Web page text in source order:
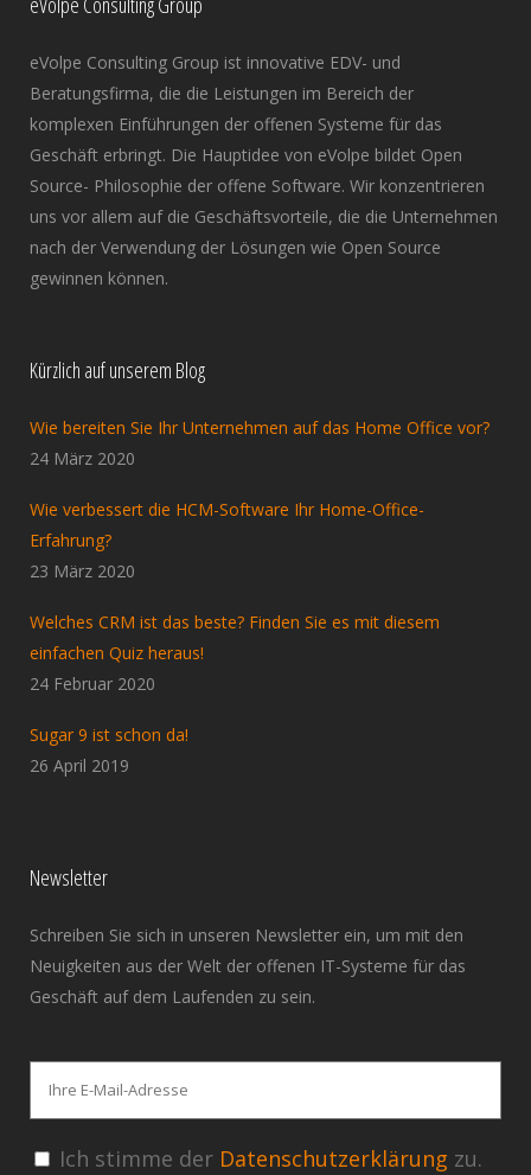
eVolpe Consulting Group ist innovative EDV- und
Beratungsfirma, die die Leistungen im Bereich der
komplexen Einführungen der offenen Systeme für das
Geschäft erbringt. Die Hauptidee von eVolpe bildet Open
Source- Philosophie der offene Software. Wir konzentrieren
uns vor allem auf die Geschäftsvorteile, die die Unternehmen
nach der Verwendung der Lösungen wie Open Source
gewinnen können.
Kürzlich auf unserem Blog
Wie bereiten Sie Ihr Unternehmen auf das Home Office vor?
24 März 2020
Wie verbessert die HCM-Software Ihr Home-Office-
Erfahrung?
23 März 2020
Welches CRM ist das beste? Finden Sie es mit diesem
einfachen Quiz heraus!
24 Februar 2020
Sugar 9 ist schon da!
26 April 2019
Newsletter
Schreiben Sie sich in unseren Newsletter ein, um mit den
Neuigkeiten aus der Welt der offenen IT-Systeme für das
Geschäft auf dem Laufenden zu sein.
Ich stimme der Datenschutzerklärung zu.